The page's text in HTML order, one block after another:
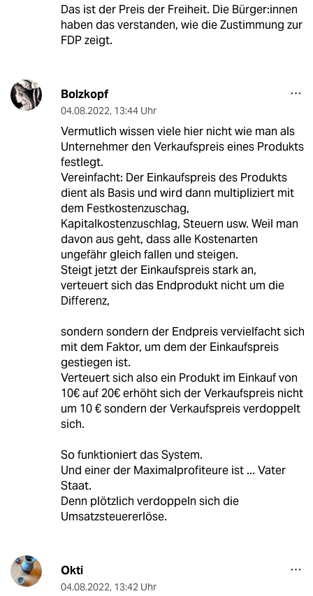
Das ist der Preis der Freiheit. Die Bürger:innen
haben das verstanden, wie die Zustimmung zur
FDP zeigt.
Bolzkopf
04.08.2022, 13:44 Uhr
Vermutlich wissen viele hier nicht wie man als
Unternehmer den Verkaufspreis eines Produkts
festlegt.
Vereinfacht: Der Einkaufspreis des Produkts
dient als Basis und wird dann multipliziert mit
dem Festkostenzuschag,
Kapitalkostenzuschlag, Steuern usw. Weil man
davon aus geht, dass alle Kostenarten
ungefähr gleich fallen und steigen.
Steigt jetzt der Einkaufspreis stark an,
verteuert sich das Endprodukt nicht um die
Differenz,
sondern sondern der Endpreis vervielfacht sich
mit dem Faktor, um dem der Einkaufspreis
gestiegen ist.
Verteuert sich also ein Produkt im Einkauf von
10€ auf 20€ erhöht sich der Verkaufspreis nicht
um 10 € sondern der Verkaufspreis verdoppelt
sich.
So funktioniert das System.
Und einer der Maximalprofiteure ist ... Vater
Staat.
Denn plötzlich verdoppeln sich die
Umsatzsteuererlöse.
Okti
04.08.2022, 13:42 Uhr